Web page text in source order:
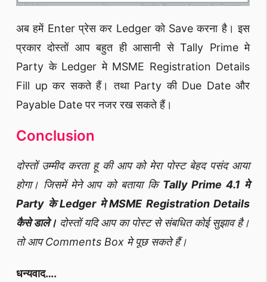
अब हमें Enter प्रेस कर Ledger को Save करना है। इस
प्रकार दोस्तों आप बहुत ही आसानी से Tally Prime मे
Party के Ledger मे MSME Registration Details
Fill up कर सकते हैं। तथा Party की Due Date और
Payable Date पर नजर रख सकते हैं।
Conclusion
दोस्तों उम्मीद करता हू की आप को मेरा पोस्ट बेहद पसंद आया
होगा। जिसमें मेने आप को बताया कि Tally Prime 4.1 मे
Party के Ledger मे MSME Registration Details
कैसे डाले। दोस्तों यदि आप का पोस्ट से संबधित कोई सुझाव है।
तो आप Comments Box मे पूछ सकते हैं।
धन्यवाद….